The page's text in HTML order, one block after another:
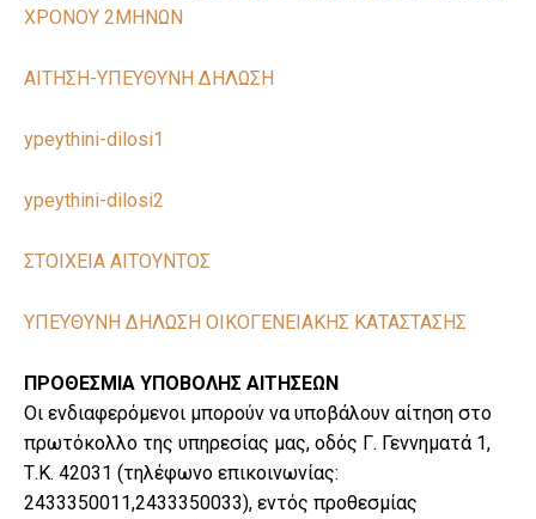
ΧΡΟΝΟΥ 2ΜΗΝΩΝ
ΑΙΤΗΣΗ-ΥΠΕΥΘΥΝΗ ΔΗΛΩΣΗ
ypeythini-dilosi1
ypeythini-dilosi2
ΣΤΟΙΧΕΙΑ ΑΙΤΟΥΝΤΟΣ
ΥΠΕΥΘΥΝΗ ΔΗΛΩΣΗ ΟΙΚΟΓΕΝΕΙΑΚΗΣ ΚΑΤΑΣΤΑΣΗΣ
ΠΡΟΘΕΣΜΙΑ ΥΠΟΒΟΛΗΣ ΑΙΤΗΣΕΩΝ
Οι ενδιαφερόμενοι μπορούν να υποβάλουν αίτηση στο
πρωτόκολλο της υπηρεσίας μας, οδός Γ. Γεννηματά 1,
Τ.Κ. 42031 (τηλέφωνο επικοινωνίας:
2433350011,2433350033), εντός προθεσμίας